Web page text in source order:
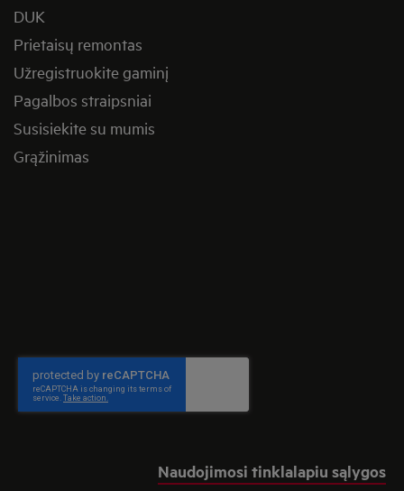
DUK
Prietaisų remontas
Užregistruokite gaminį
Pagalbos straipsniai
Susisiekite su mumis
Grąžinimas
Naudojimosi tinklalapiu sąlygos